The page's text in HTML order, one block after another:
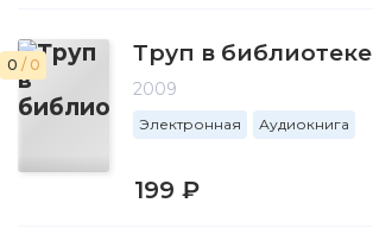
0 / 0 Труп в библиотеке
2009
Электронная Аудиокнига
199 ₽